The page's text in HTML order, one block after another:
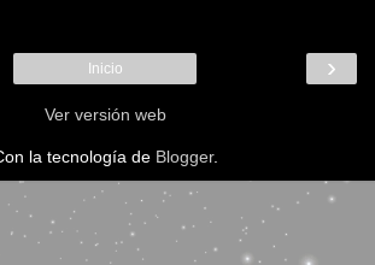
›
Inicio
Ver versión web
la tecnología de Blogger.